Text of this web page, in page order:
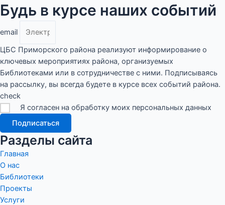
Будь в курсе наших событий
email
ЦБС Приморского района реализуют информирование о
ключевых мероприятиях района, организуемых
Библиотеками или в сотрудничестве с ними. Подписываясь
на рассылку, вы всегда будете в курсе всех событий района.
check
Я согласен на обработку моих персональных данных
Подписаться
Разделы сайта
Главная
О нас
Библиотеки
Проекты
Услуги